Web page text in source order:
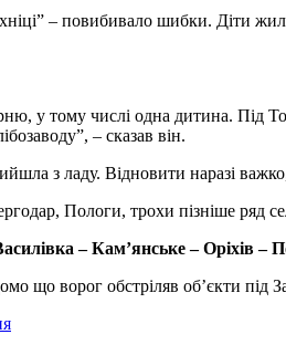
– повибивало шибки.
у тому числі одна дитина. Під
– сказав він.
з ладу. Відновити наразі
Пологи, трохи пізніше
– Кам’янське – Оріхів –
що ворог обстріляв об’єкти